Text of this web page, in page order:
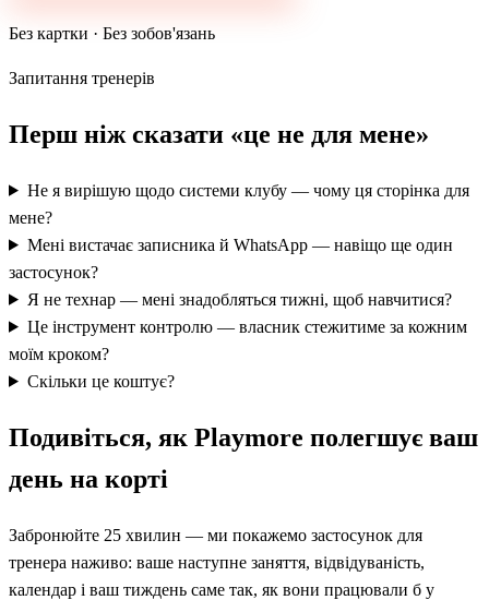
Без картки · Без зобов'язань
Запитання тренерів
Перш ніж сказати «це не для мене»
Не я вирішую щодо системи клубу — чому ця сторінка для
мене?
Мені вистачає записника й WhatsApp — навіщо ще один
застосунок?
Я не технар — мені знадобляться тижні, щоб навчитися?
Це інструмент контролю — власник стежитиме за кожним
моїм кроком?
Скільки це коштує?
Подивіться, як Playmore полегшує ваш
день на корті
Забронюйте 25 хвилин — ми покажемо застосунок для
тренера наживо: ваше наступне заняття, відвідуваність,
календар і ваш тиждень саме так, як вони працювали б у